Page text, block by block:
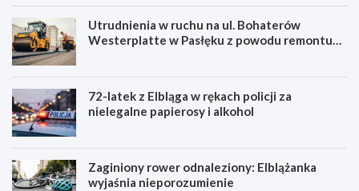
Utrudnienia w ruchu na ul. Bohaterów
Westerplatte w Pasłęku z powodu remontu
72-latek z Elbląga w rękach policji za
nielegalne papierosy i alkohol
Zaginiony rower odnaleziony: Elblążanka
wyjaśnia nieporozumienie